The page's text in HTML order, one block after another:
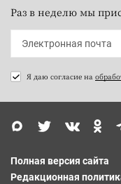
Раз в неделю мы
Я даю согласие на
Полная версия сайта
Редакционная